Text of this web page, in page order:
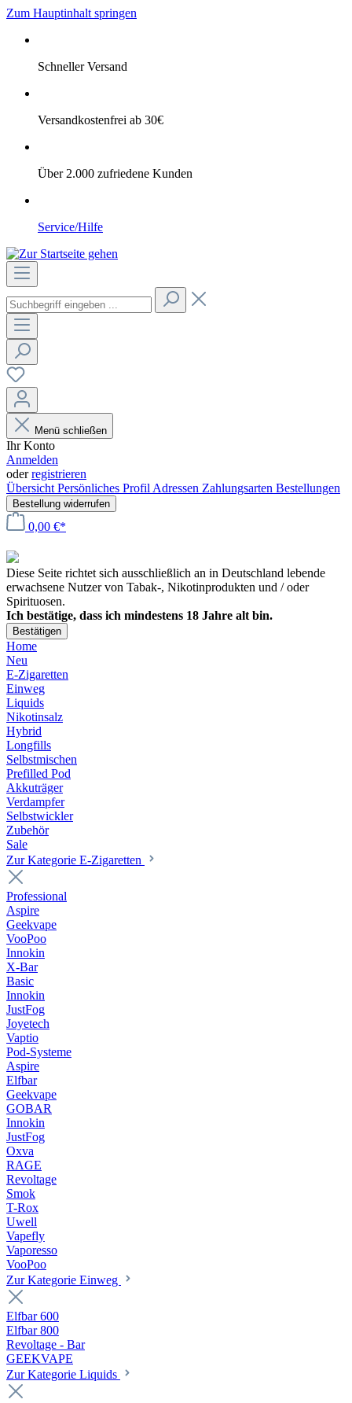
Zum Hauptinhalt springen
Schneller Versand
Versandkostenfrei ab 30€
Über 2.000 zufriedene Kunden
Service/Hilfe
Menü schließen
Ihr Konto
Anmelden
oderregistrieren
Übersicht Persönliches Profil Adressen Zahlungsarten Bestellungen
Bestellung widerrufen
0,00 €*
Diese Seite richtet sich ausschließlich an in Deutschland lebende
erwachsene Nutzer von Tabak-, Nikotinprodukten und / oder
Spirituosen.
Ich bestätige, dass ich mindestens 18 Jahre alt bin.
Bestätigen
Home
Neu
E-Zigaretten
Einweg
Liquids
Nikotinsalz
Hybrid
Longfills
Selbstmischen
Prefilled Pod
Akkuträger
Verdampfer
Selbstwickler
Zubehör
Sale
Zur Kategorie E-Zigaretten
Professional
Aspire
Geekvape
VooPoo
Innokin
X-Bar
Basic
Innokin
JustFog
Joyetech
Vaptio
Pod-Systeme
Aspire
Elfbar
Geekvape
GOBAR
Innokin
JustFog
Oxva
RAGE
Revoltage
Smok
T-Rox
Uwell
Vapefly
Vaporesso
VooPoo
Zur Kategorie Einweg
Elfbar 600
Elfbar 800
Revoltage - Bar
GEEKVAPE
Zur Kategorie Liquids